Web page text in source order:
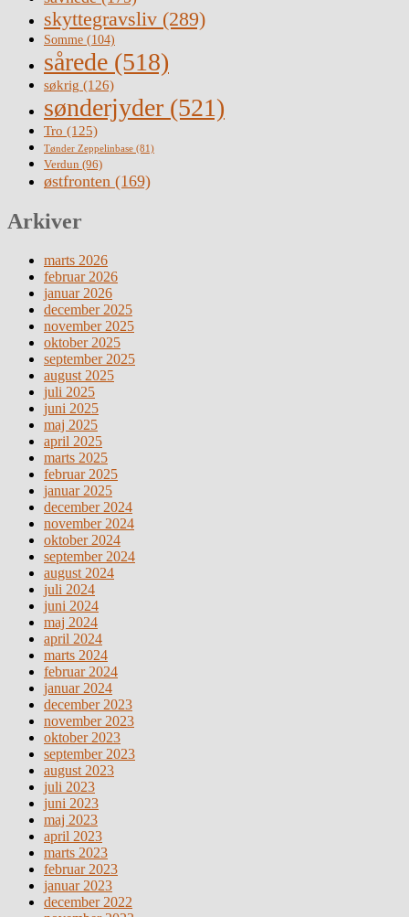
skyttegravsliv (289)
Somme (104)
sårede (518)
søkrig (126)
sønderjyder (521)
Tro (125)
Tønder Zeppelinbase (81)
Verdun (96)
østfronten (169)
Arkiver
marts 2026
februar 2026
januar 2026
december 2025
november 2025
oktober 2025
september 2025
august 2025
juli 2025
juni 2025
maj 2025
april 2025
marts 2025
februar 2025
januar 2025
december 2024
november 2024
oktober 2024
september 2024
august 2024
juli 2024
juni 2024
maj 2024
april 2024
marts 2024
februar 2024
januar 2024
december 2023
november 2023
oktober 2023
september 2023
august 2023
juli 2023
juni 2023
maj 2023
april 2023
marts 2023
februar 2023
januar 2023
december 2022